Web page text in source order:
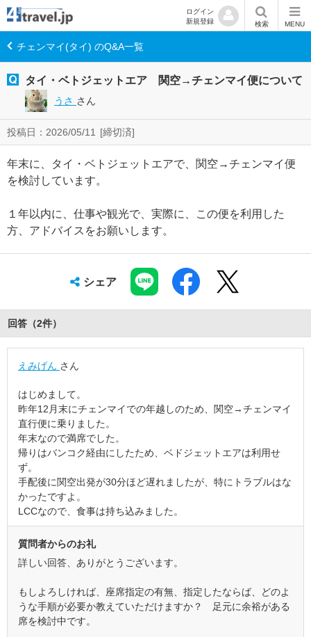
ログイン
新規登録
検索 MENU
チェンマイ(タイ) のQ&A一覧
タイ・ベトジェットエア 関空→チェンマイ便について
うさ さん
投稿日：2026/05/11 [締切済]
年末に、タイ・ベトジェットエアで、関空→チェンマイ便
を検討しています。
１年以内に、仕事や観光で、実際に、この便を利用した
方、アドバイスをお願いします。
シェア
回答（2件）
えみげん さん
はじめまして。
昨年12月末にチェンマイでの年越しのため、関空→チェンマイ
直行便に乗りました。
年末なので満席でした。
帰りはバンコク経由にしたため、ベドジェットエアは利用せ
ず。
手配後に関空出発が30分ほど遅れましたが、特にトラブルはな
かったですよ。
LCCなので、食事は持ち込みました。
質問者からのお礼
詳しい回答、ありがとうございます。
もしよろしければ、座席指定の有無、指定したならば、どのよ
うな手順が必要か教えていただけますか？ 足元に余裕がある
席を検討中です。